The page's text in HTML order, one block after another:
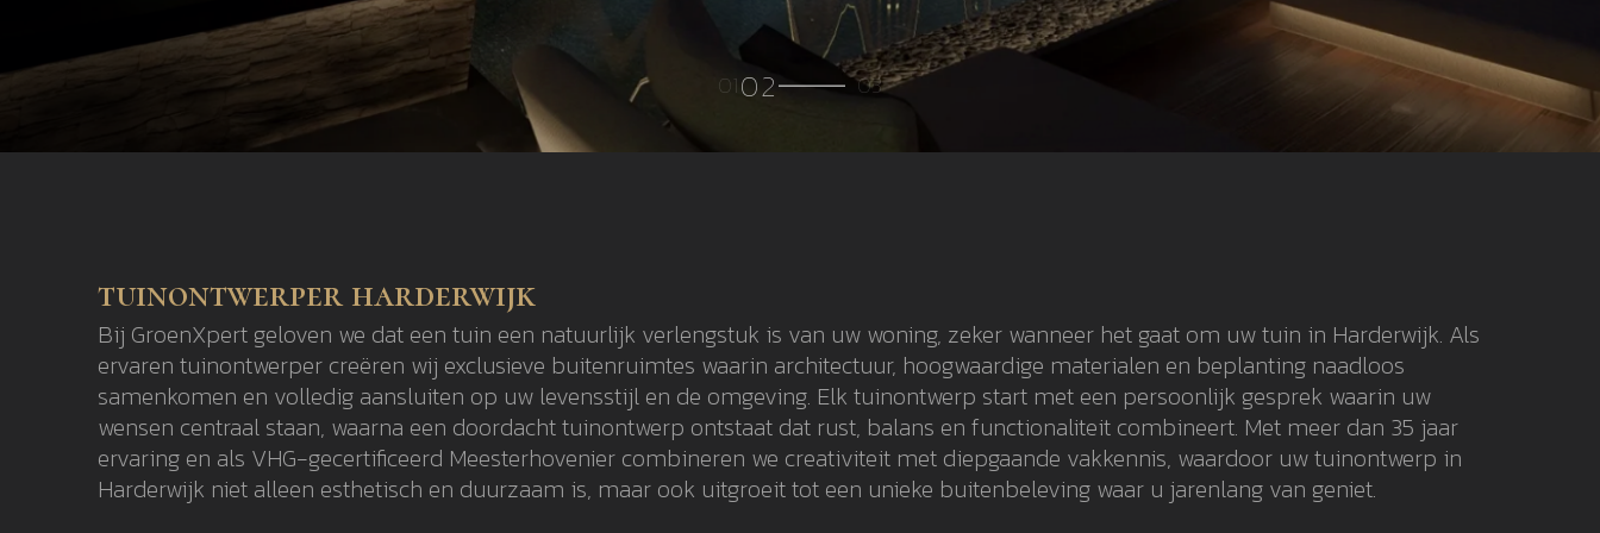
tuinontwerper harderwijk
Bij GroenXpert geloven we dat een tuin een natuurlijk verlengstuk is van uw woning, zeker wanneer het gaat om uw tuin in Harderwijk. Als
ervaren tuinontwerper creëren wij exclusieve buitenruimtes waarin architectuur, hoogwaardige materialen en beplanting naadloos
samenkomen en volledig aansluiten op uw levensstijl en de omgeving. Elk tuinontwerp start met een persoonlijk gesprek waarin uw
wensen centraal staan, waarna een doordacht tuinontwerp ontstaat dat rust, balans en functionaliteit combineert. Met meer dan 35 jaar
ervaring en als VHG-gecertificeerd Meesterhovenier combineren we creativiteit met diepgaande vakkennis, waardoor uw tuinontwerp in
Harderwijk niet alleen esthetisch en duurzaam is, maar ook uitgroeit tot een unieke buitenbeleving waar u jarenlang van geniet.